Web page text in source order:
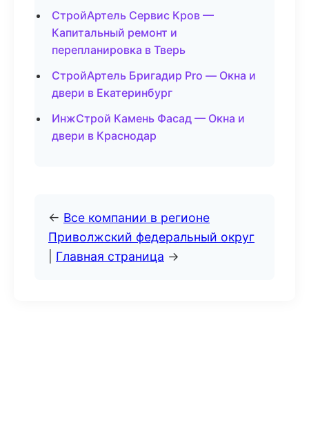
СтройАртель Сервис Кров —
Капитальный ремонт и
перепланировка в Тверь
СтройАртель Бригадир Pro — Окна и
двери в Екатеринбург
ИнжСтрой Камень Фасад — Окна и
двери в Краснодар
← Все компании в регионе
Приволжский федеральный округ
Главная страница →